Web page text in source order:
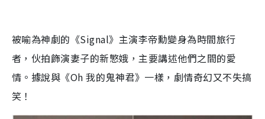
被喻為神劇的《Signal》主演李帝勳變身為時間旅行
者，伙拍飾演妻子的新慜娥，主要講述他們之間的愛
情。據說與《Oh 我的鬼神君》一樣，劇情奇幻又不失搞
笑！